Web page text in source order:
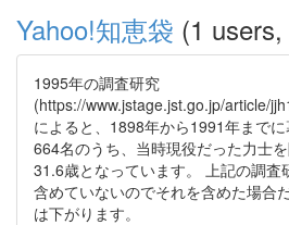
Yahoo!知恵袋 (1
1995年の調査研究
(https://www.jstage.jst.go.jp/article/
によると、1898年から1991年まで
664名のうち、当時現役だった力士
31.6歳となっています。 上記の調査
含めていないのでそれを含めた場合
は下がります。